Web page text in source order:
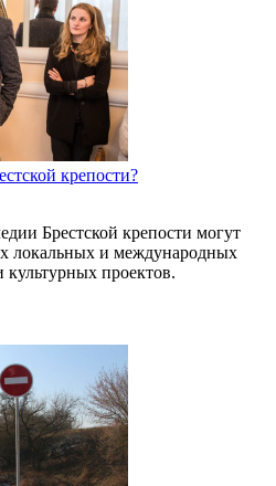
крепости?
Брестской крепости могут
локальных и международных
проектов.